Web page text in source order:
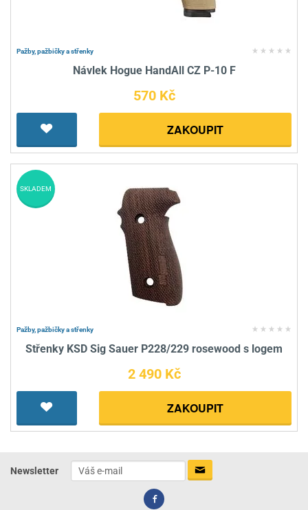
Pažby, pažbičky a střenky
Návlek Hogue HandAll CZ P-10 F
570 Kč
ZAKOUPIT
Pažby, pažbičky a střenky
Střenky KSD Sig Sauer P228/229 rosewood s logem
2 490 Kč
ZAKOUPIT
SKLADEM
Newsletter